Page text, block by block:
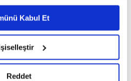
çerez paneli vasıtasıyla
ilişkin detaylı bilgi için
Çerez Bilgilendirme
Sitesi Aydınlatma Metnimizi
kapsamında
Kabul Et
Reddet
Meseleleri
Günümüz Meseleleri
İşleri Başkanlığı (DİB)
eski üyesi Dr. Hüseyin